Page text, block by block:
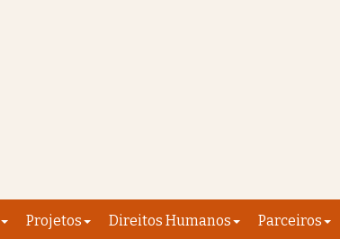
Projetos Direitos Humanos Parceiros